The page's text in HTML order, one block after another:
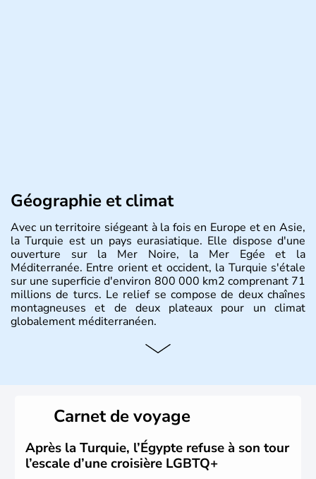
Géographie et climat
Avec un territoire siégeant à la fois en Europe et en Asie,
la Turquie est un pays eurasiatique. Elle dispose d'une
ouverture sur la Mer Noire, la Mer Egée et la
Méditerranée. Entre orient et occident, la Turquie s'étale
sur une superficie d'environ 800 000 km2 comprenant 71
millions de turcs. Le relief se compose de deux chaînes
montagneuses et de deux plateaux pour un climat
globalement méditerranéen.
Histoire et administration
qui constitueront en 1299 les fondations de l'Empire
ottoman. Après avoir rattaché l'Anatolie et la Thrace
orientale au territoire turc, la République est proclamée
le 29 octobre 1923. Ankara remplace alors Istanbul au
titre de capitale du pays.
Carnet de voyage
Après la Turquie, l’Égypte refuse à son tour
l’escale d’une croisière LGBTQ+